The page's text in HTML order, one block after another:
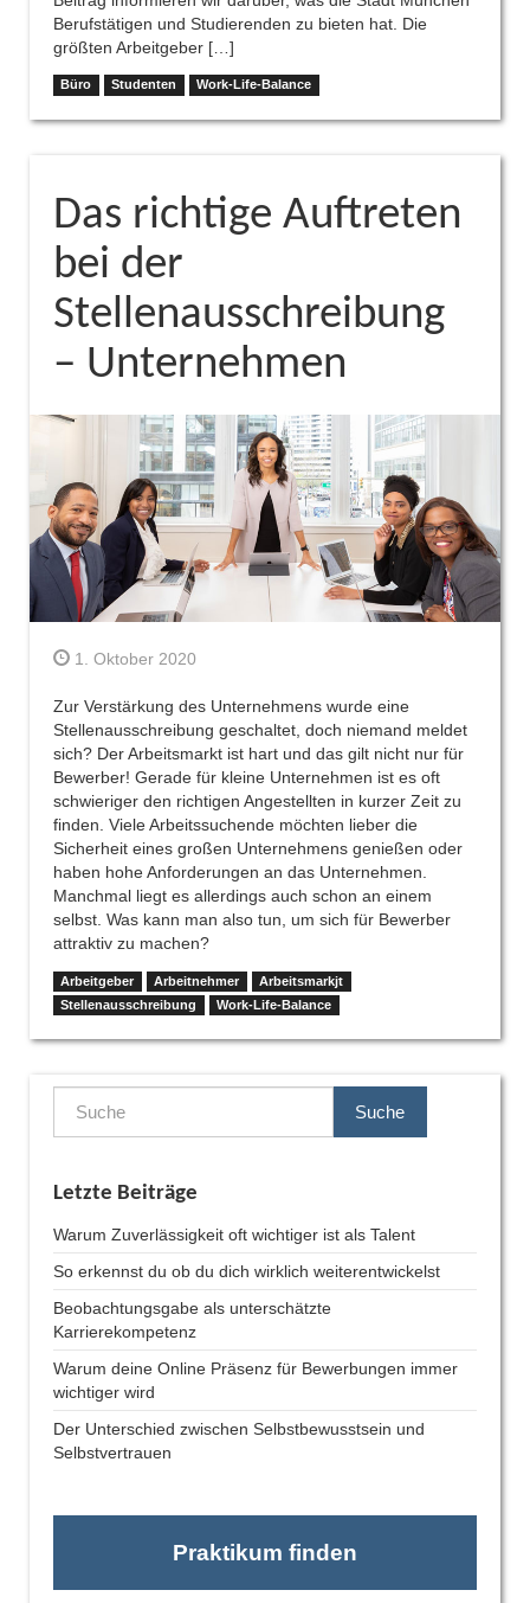
Berufstätigen und Studierenden zu bieten hat. Die
größten Arbeitgeber […]
Büro Studenten Work-Life-Balance
Das richtige Auftreten
bei der
Stellenausschreibung
– Unternehmen
1. Oktober 2020
Zur Verstärkung des Unternehmens wurde eine
Stellenausschreibung geschaltet, doch niemand meldet
sich? Der Arbeitsmarkt ist hart und das gilt nicht nur für
Bewerber! Gerade für kleine Unternehmen ist es oft
schwieriger den richtigen Angestellten in kurzer Zeit zu
finden. Viele Arbeitssuchende möchten lieber die
Sicherheit eines großen Unternehmens genießen oder
haben hohe Anforderungen an das Unternehmen.
Manchmal liegt es allerdings auch schon an einem
selbst. Was kann man also tun, um sich für Bewerber
attraktiv zu machen?
Arbeitgeber Arbeitnehmer
Arbeitsmarkjt
Stellenausschreibung
Work-Life-Balance
Suche
Letzte Beiträge
Warum Zuverlässigkeit oft wichtiger ist als Talent
So erkennst du ob du dich wirklich weiterentwickelst
Beobachtungsgabe als unterschätzte
Karrierekompetenz
Warum deine Online Präsenz für Bewerbungen immer
wichtiger wird
Der Unterschied zwischen Selbstbewusstsein und
Selbstvertrauen
Praktikum finden